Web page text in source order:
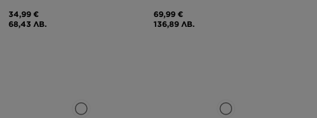
34,99 €
68,43 ЛВ.
69,99 €
136,89 ЛВ.